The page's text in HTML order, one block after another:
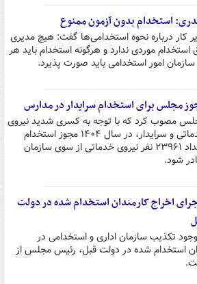
‌استخدام‌ بدون آزمون ممنوع
کار درباره نحوه استخدامی‌ها گفت: هیچ مدیری
موردی ندارد و هرگونه استخدام باید هر
مجلس برای استخدام سرایدار در مدارس
مصوب کرد که با توجه به کسری شدید نیروی
خدماتی و سرایدار، در سال ۱۴۰۴ مجوز استخدام
تعداد ۲۳۹۶۱ نفر نیروی خدماتی از سوی سازمان
شود.
اخراج کارمندان استخدام شده در دولت
وجود تکذیب سازمان اداری و استخدامی در
استخدام شده در دولت قبل، رئیس مجلس از